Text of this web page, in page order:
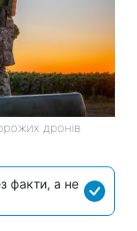
дронів
факти, а не